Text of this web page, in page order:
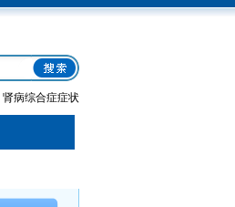
肾病综合症症状